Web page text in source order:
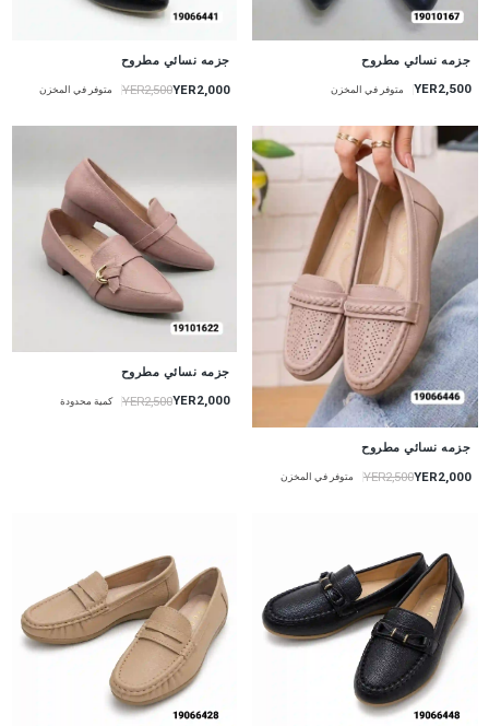
جزمه نسائي مطروح
YER2,500 متوفر في المخزن
جزمه نسائي مطروح
YER2,000
YER2,500 متوفر في المخزن
جزمه نسائي مطروح
YER2,000
YER2,500 متوفر في المخزن
جزمه نسائي مطروح
YER2,000
YER2,500 كمية محدودة